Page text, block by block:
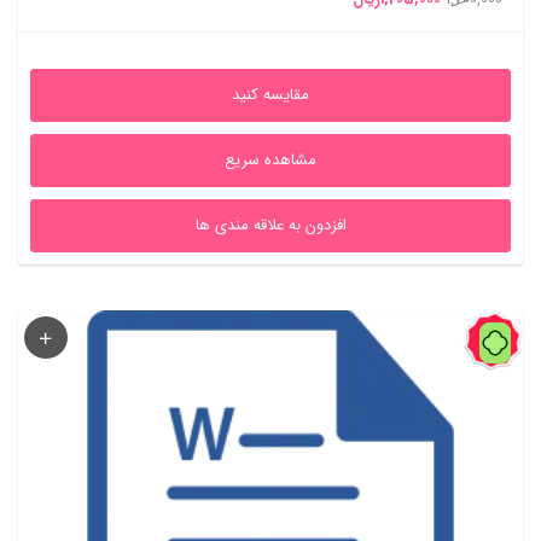
1,700,000ریال
1,205,000ریال
مقایسه کنید
مشاهده سریع
افزدون به علاقه مندی ها
30%